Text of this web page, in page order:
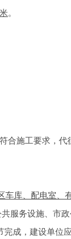
。
施工要求，代
车库、配电室、
服务设施、市
完成，建设单位